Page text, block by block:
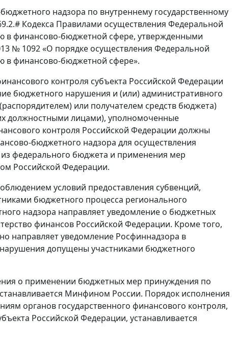
надзора по внутреннему государственному
Кодекса Правилами осуществления Федеральной
в финансово-бюджетной сфере, утвержденными
№ 1092 «О порядке осуществления Федеральной
в финансово-бюджетной сфере».
контроля субъекта Российской Федерации
бюджетного нарушения и (или) административного
или получателем средств бюджета)
должностными лицами), уполномоченные
контроля Российской Федерации должны
бюджетного надзора для осуществления
федерального бюджета и применения мер
Российской Федерации.
условий предоставления субвенций,
бюджетного процесса регионального
надзора направляет уведомление о бюджетных
финансов Российской Федерации. Кроме того,
направляет уведомление Росфиннадзора в
допущены участниками бюджетного
о применении бюджетных мер принуждения по
Минфином России. Порядок исполнения
органов государственного финансового контроля,
Российской Федерации, устанавливается